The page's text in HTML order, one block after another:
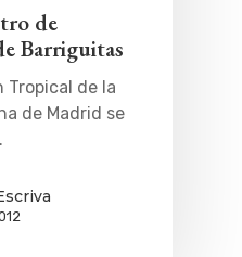
de
Barriguitas
Tropical de la
de Madrid se